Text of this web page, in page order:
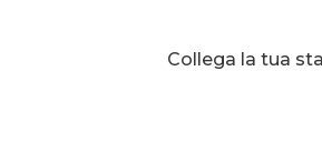
Collega la tua